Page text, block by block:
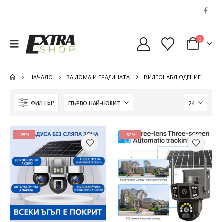
0
НАЧАЛО ЗА ДОМА И ГРАДИНАТА ВИДЕОНАБЛЮДЕНИЕ
ФИЛТЪР
-25% -52%